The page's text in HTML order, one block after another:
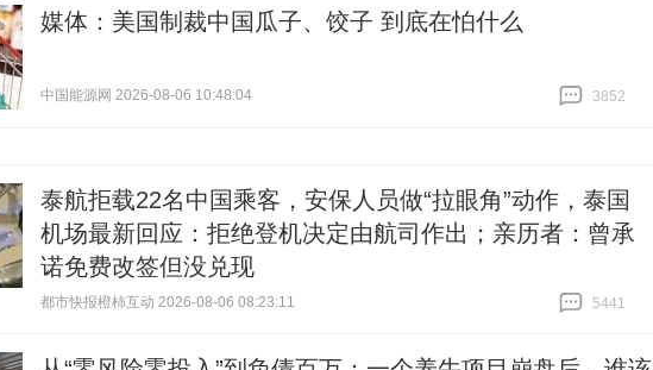
媒体：美国制裁中国瓜子、饺子 到底在怕什么
中国能源网 2026-08-06 10:48:04
3852
泰航拒载22名中国乘客，安保人员做“拉眼角”动作，泰国
机场最新回应：拒绝登机决定由航司作出；亲历者：曾承
诺免费改签但没兑现
都市快报橙柿互动 2026-08-06 08:23:11
5441